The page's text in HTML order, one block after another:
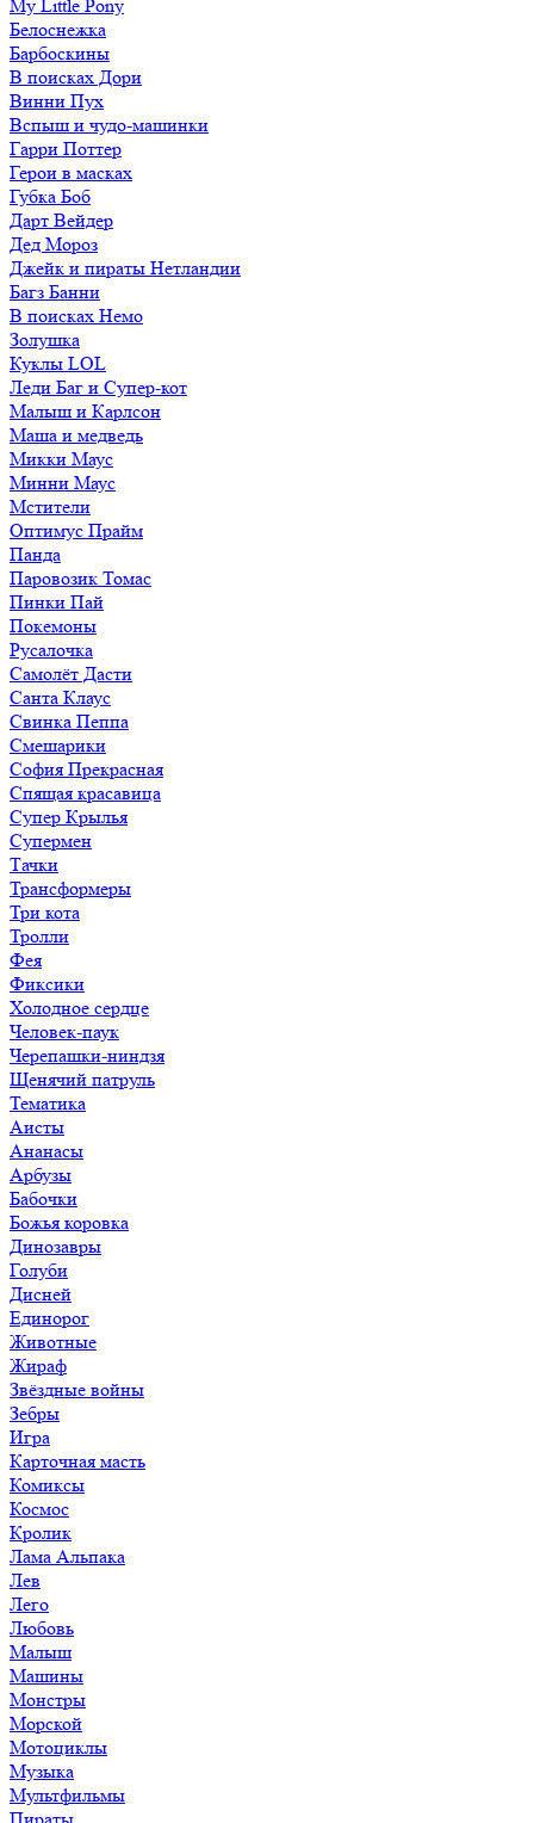
My Little Pony
Белоснежка
Барбоскины
В поисках Дори
Винни Пух
Вспыш и чудо-машинки
Гарри Поттер
Герои в масках
Губка Боб
Дарт Вейдер
Дед Мороз
Джейк и пираты Нетландии
Багз Банни
В поисках Немо
Золушка
Куклы LOL
Леди Баг и Супер-кот
Малыш и Карлсон
Маша и медведь
Микки Маус
Минни Маус
Мстители
Оптимус Прайм
Панда
Паровозик Томас
Пинки Пай
Покемоны
Русалочка
Самолёт Дасти
Санта Клаус
Свинка Пеппа
Смешарики
София Прекрасная
Спящая красавица
Супер Крылья
Супермен
Тачки
Трансформеры
Три кота
Тролли
Фея
Фиксики
Холодное сердце
Человек-паук
Черепашки-ниндзя
Щенячий патруль
Тематика
Аисты
Ананасы
Арбузы
Бабочки
Божья коровка
Динозавры
Голуби
Дисней
Единорог
Животные
Жираф
Звёздные войны
Зебры
Игра
Карточная масть
Комиксы
Космос
Кролик
Лама Альпака
Лев
Лего
Любовь
Малыш
Машины
Монстры
Морской
Мотоциклы
Музыка
Мультфильмы